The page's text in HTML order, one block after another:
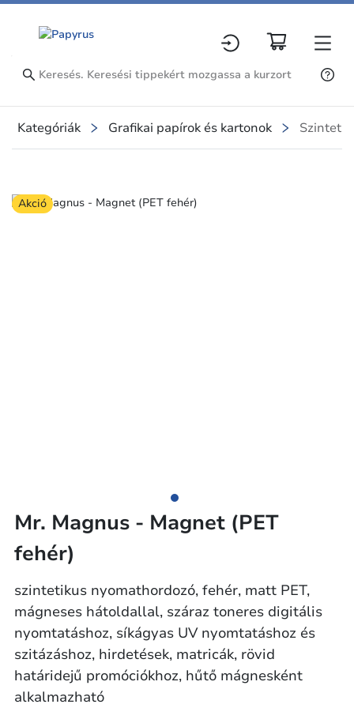
Kategóriák Grafikai papírok és kartonok
Akció
Slide 1 of 1
Mr. Magnus - Magnet (PET
fehér)
szintetikus nyomathordozó, fehér, matt PET,
mágneses hátoldallal, száraz toneres digitális
nyomtatáshoz, síkágyas UV nyomtatáshoz és
szitázáshoz, hirdetések, matricák, rövid
határidejű promóciókhoz, hűtő mágnesként
alkalmazható